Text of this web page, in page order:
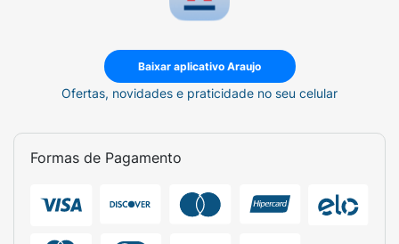
Baixar aplicativo Araujo
Ofertas, novidades e praticidade no seu celular
Formas de Pagamento